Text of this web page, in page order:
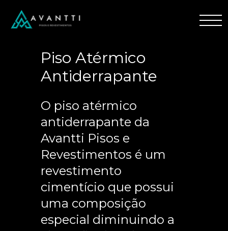
Piso Atérmico
Antiderrapante
O piso atérmico
antiderrapante da
Avantti Pisos e
Revestimentos é um
revestimento
cimentício que possui
uma composição
especial diminuindo a